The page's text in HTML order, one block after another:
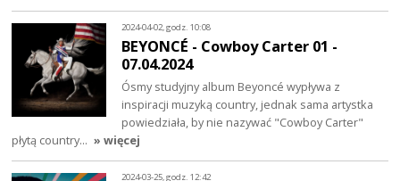
2024-04-02, godz. 10:08
BEYONCÉ - Cowboy Carter 01 -
07.04.2024
Ósmy studyjny album Beyoncé wypływa z
inspiracji muzyką country, jednak sama artystka
powiedziała, by nie nazywać "Cowboy Carter"
płytą country… » więcej
2024-03-25, godz. 12:42